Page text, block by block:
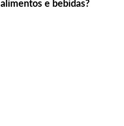
alimentos e bebidas?